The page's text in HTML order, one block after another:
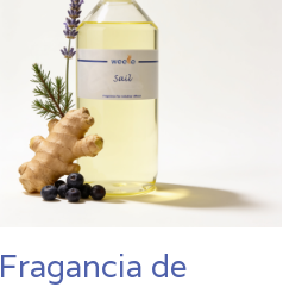
hasta
185,00 €
Fragancia de